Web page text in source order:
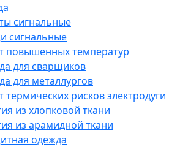
сигнальные
сигнальные
повышенных температур
для сварщиков
для металлургов
термических рисков электродуги
из хлопковой ткани
из арамидной ткани
одежда